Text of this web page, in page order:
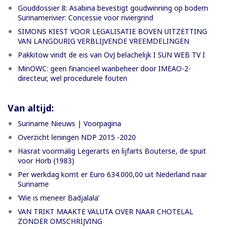
Gouddossier 8: Asabina bevestigt goudwinning op bodem
Surinamerivier: Concessie voor riviergrind
SIMONS KIEST VOOR LEGALISATIE BOVEN UITZETTING
VAN LANGDURIG VERBLIJVENDE VREEMDELINGEN
Pakkitow vindt de eis van OvJ belachelijk I SUN WEB TV I
MinOWC: geen financieel wanbeheer door IMEAO-2-
directeur, wel procedurele fouten
Van altijd:
Suriname Nieuws | Voorpagina
Overzicht leningen NDP 2015 -2020
Hasrat voormalig Legerarts en lijfarts Bouterse, de spuit
voor Horb (1983)
Per werkdag komt er Euro 634.000,00 uit Nederland naar
Suriname
‘Wie is meneer Badjalala’
VAN TRIKT MAAKTE VALUTA OVER NAAR CHOTELAL
ZONDER OMSCHRIJVING